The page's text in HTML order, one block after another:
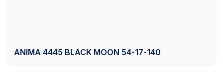
AXESS 2742 BLACK 50-20-140